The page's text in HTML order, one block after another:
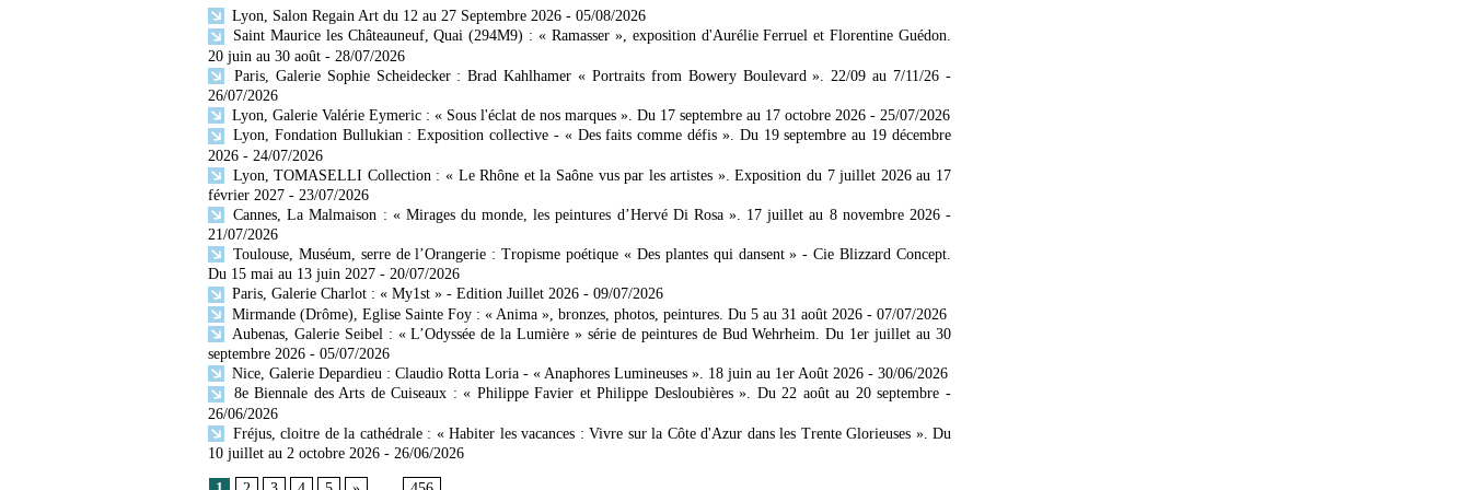
Lyon, Salon Regain Art du 12 au 27 Septembre 2026 - 05/08/2026
Saint Maurice les Châteauneuf, Quai (294M9) : « Ramasser », exposition d'Aurélie Ferruel et Florentine Guédon.
20 juin au 30 août - 28/07/2026
Paris, Galerie Sophie Scheidecker : Brad Kahlhamer « Portraits from Bowery Boulevard ». 22/09 au 7/11/26 -
26/07/2026
Lyon, Galerie Valérie Eymeric : « Sous l'éclat de nos marques ». Du 17 septembre au 17 octobre 2026 - 25/07/2026
Lyon, Fondation Bullukian : Exposition collective - « Des faits comme défis ». Du 19 septembre au 19 décembre
2026 - 24/07/2026
Lyon, TOMASELLI Collection : « Le Rhône et la Saône vus par les artistes ». Exposition du 7 juillet 2026 au 17
février 2027 - 23/07/2026
Cannes, La Malmaison : « Mirages du monde, les peintures d’Hervé Di Rosa ». 17 juillet au 8 novembre 2026 -
21/07/2026
Toulouse, Muséum, serre de l’Orangerie : Tropisme poétique « Des plantes qui dansent » - Cie Blizzard Concept.
Du 15 mai au 13 juin 2027 - 20/07/2026
Paris, Galerie Charlot : « My1st » - Edition Juillet 2026 - 09/07/2026
Mirmande (Drôme), Eglise Sainte Foy : « Anima », bronzes, photos, peintures. Du 5 au 31 août 2026 - 07/07/2026
Aubenas, Galerie Seibel : « L’Odyssée de la Lumière » série de peintures de Bud Wehrheim. Du 1er juillet au 30
septembre 2026 - 05/07/2026
Nice, Galerie Depardieu : Claudio Rotta Loria - « Anaphores Lumineuses ». 18 juin au 1er Août 2026 - 30/06/2026
8e Biennale des Arts de Cuiseaux : « Philippe Favier et Philippe Desloubières ». Du 22 août au 20 septembre -
26/06/2026
Fréjus, cloitre de la cathédrale : « Habiter les vacances : Vivre sur la Côte d'Azur dans les Trente Glorieuses ». Du
10 juillet au 2 octobre 2026 - 26/06/2026